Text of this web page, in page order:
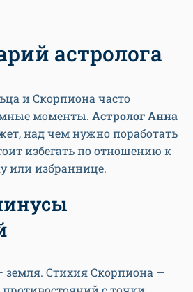
астролога
и Скорпиона часто
моменты. Астролог Анна
над чем нужно поработать
избегать по отношению к
или избраннице.
земля. Стихия Скорпиона —